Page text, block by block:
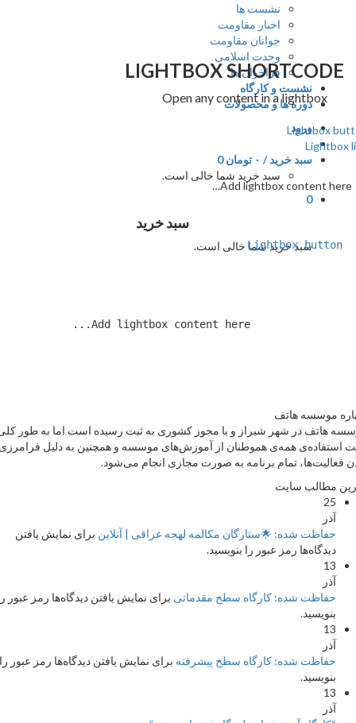
نشست ها
اخبار مقاومت
جوانان مقاومت
وحدت اسلامی
فراخوان ها
نشست و کارگاه
دوره ها و محصولات
ورود
سبد خرید /۰تومان0
سبد خرید شما خالی است.
0
سبد خرید
سبد خرید شما خالی است.
LIGHTBOX SHORTCODE
Open any content in a lightbox
Lightbox
Add lightbox content
Lightbox button
موسسه هاتف
هاتف در شهر شیراز و با مجوز کشوری به ثبت رسیده است اما به طور کلی
همه‌ی هموطنان از آموزش‌های موسسه و همچنین به دلیل فرامرزی
تمام برنامه به صورت مجازی انجام می‌شود.
مطالب سایت
25
آذر
حفاظت شده: 🌟ستارگان مکالمه لهجه عراقی | آنلاینبرای نمایش یافتن
دیدگاه‌ها رمز عبور را بنویسید.
13
آذر
حفاظت شده: کارگاه سطح مقدماتیبرای نمایش یافتن دیدگاه‌ها رمز عبور را
بنویسید.
13
آذر
حفاظت شده: کارگاه سطح پیشرفتهبرای نمایش یافتن دیدگاه‌ها رمز عبور را
بنویسید.
13
آذر